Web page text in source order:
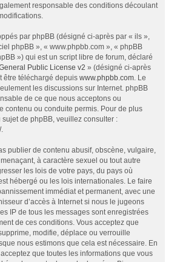
responsable des conditions découlant
par phpBB (désigné ci-après par « ils »,
phpBB », « www.phpbb.com », « phpBB
») qui est un script libre de forum, déclaré
Public License v2 » (désigné ci-après
être téléchargé depuis www.phpbb.com. Le
les discussions sur Internet. phpBB
de ce que nous acceptons ou
contenu ou conduite permis. Pour de plus
de phpBB, veuillez consulter :
.
publier de contenu abusif, obscène, vulgaire,
à caractère sexuel ou tout autre
les lois de votre pays, du pays où
hébergé ou les lois internationales. Le faire
immédiat et permanent, avec une
d’accès à Internet si nous le jugeons
IP de tous les messages sont enregistrées
de ces conditions. Vous acceptez que
modifie, déplace ou verrouille
nous estimons que cela est nécessaire. En
que toutes les informations que vous